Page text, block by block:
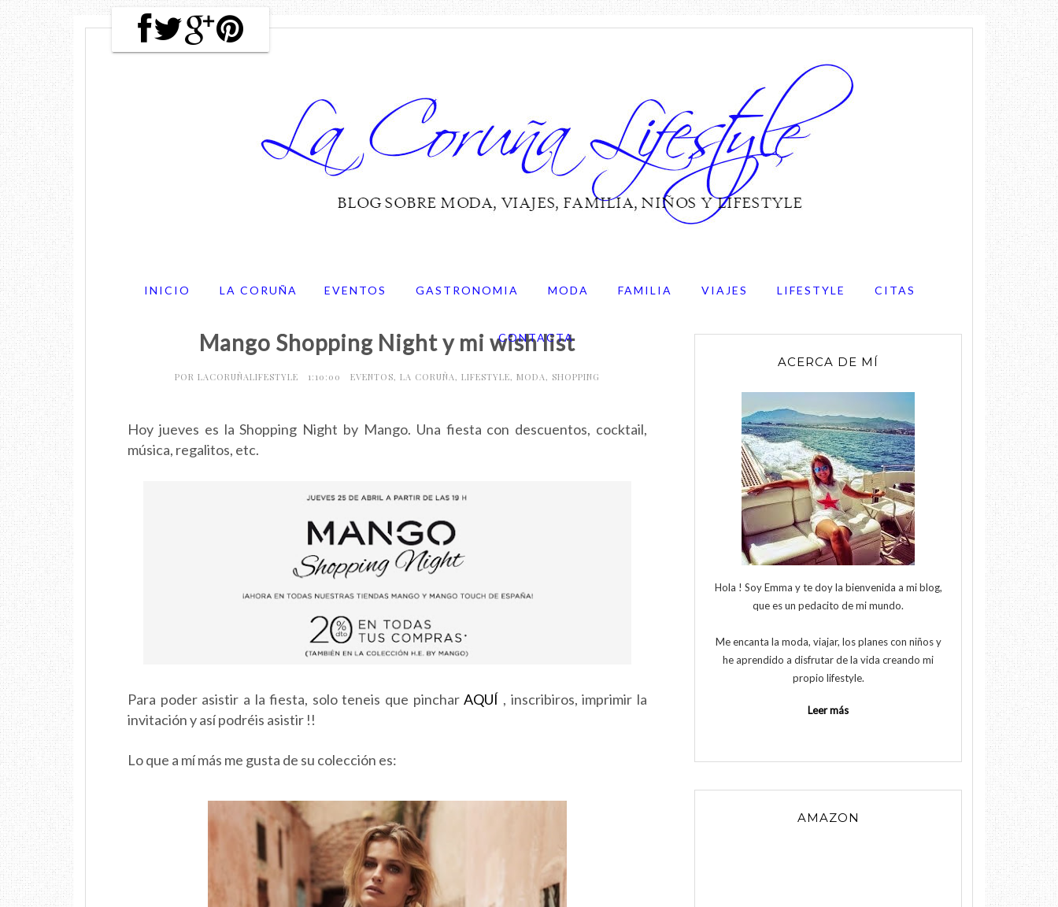
INICIO LA CORUÑA EVENTOS GASTRONOMIA MODA FAMILIA VIAJES LIFESTYLE CITAS
CONTACTA
Mango Shopping Night y mi wish list
POR LACORUÑALIFESTYLE 1:10:00 EVENTOS, LA CORUÑA, LIFESTYLE, MODA, SHOPPING
Hoy jueves es la Shopping Night by Mango. Una fiesta con descuentos, cocktail,
música, regalitos, etc.
Para poder asistir a la fiesta, solo teneis que pincharAQUÍ , inscribiros, imprimir la
invitación y así podréis asistir !!
Lo que a mí más me gusta de su colección es:
ACERCA DE MÍ
Hola ! Soy Emma y te doy la bienvenida a mi blog,
que es un pedacito de mi mundo.
Me encanta la moda, viajar, los planes con niños y
he aprendido a disfrutar de la vida creando mi
propio lifestyle.
Leer más
AMAZON